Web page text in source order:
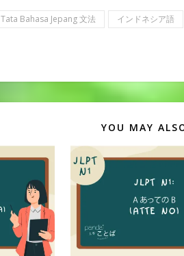
Tata Bahasa Jepang 文法 インドネシア語
YOU MAY